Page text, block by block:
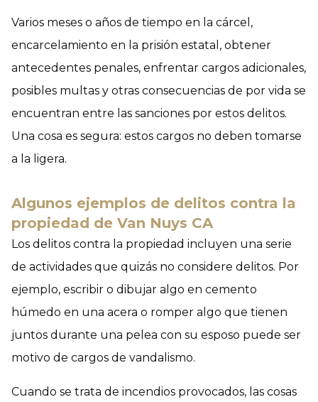
Varios meses o años de tiempo en la cárcel,
encarcelamiento en la prisión estatal, obtener
antecedentes penales, enfrentar cargos adicionales,
posibles multas y otras consecuencias de por vida se
encuentran entre las sanciones por estos delitos.
Una cosa es segura: estos cargos no deben tomarse
a la ligera.
Algunos ejemplos de delitos contra la
propiedad de Van Nuys CA
Los delitos contra la propiedad incluyen una serie
de actividades que quizás no considere delitos. Por
ejemplo, escribir o dibujar algo en cemento
húmedo en una acera o romper algo que tienen
juntos durante una pelea con su esposo puede ser
motivo de cargos de vandalismo.
Cuando se trata de incendios provocados, las cosas